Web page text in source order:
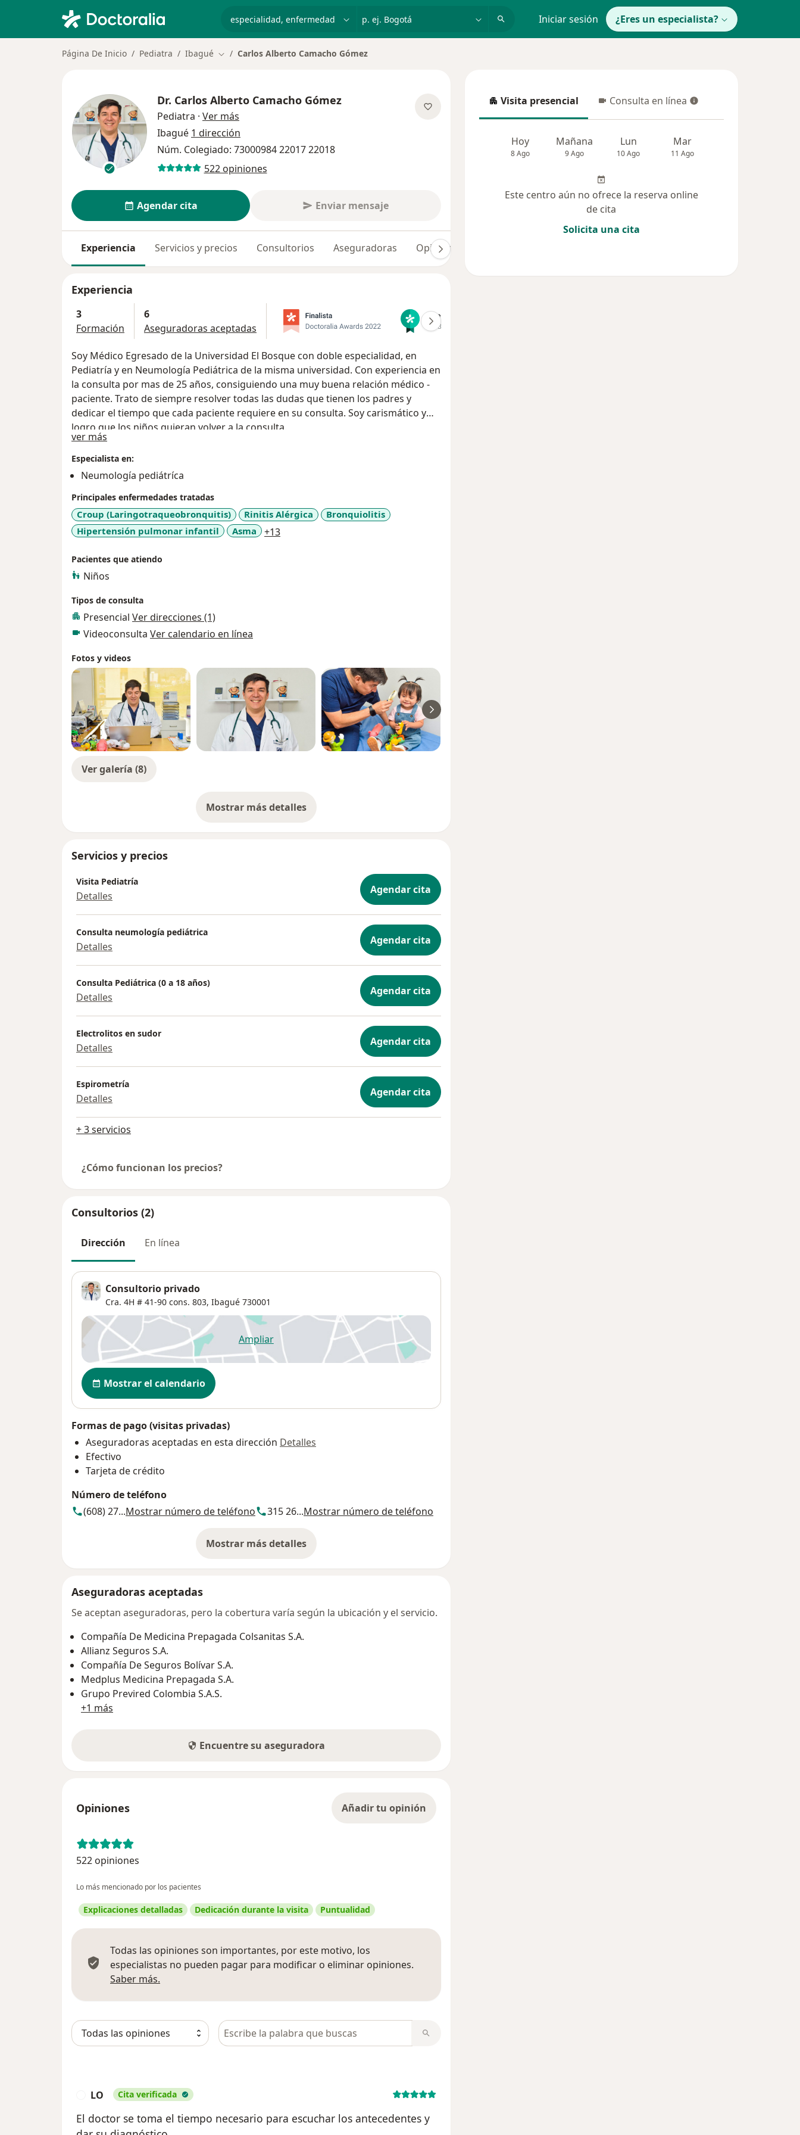
p. ej. Bogotá Iniciar sesión ¿Eres un especialista?
Página De Inicio Pediatra Ibagué Cambiar de ciudad
Carlos Alberto Camacho Gómez
Dr. Carlos Alberto Camacho Gómez
Pediatra · Ver más
Ibagué 1 dirección
Núm. Colegiado: 73000984 22017 22018
522 opiniones
Agendar cita Enviar mensaje
Experiencia Servicios y precios Consultorios Aseguradoras Opiniones (522)
Experiencia
3
Formación
6
Aseguradoras aceptadas
Soy Médico Egresado de la Universidad El Bosque con doble especialidad, en
Pediatría y en Neumología Pediátrica de la misma universidad. Con experiencia en
la consulta por mas de 25 años, consiguiendo una muy buena relación médico -
paciente. Trato de siempre resolver todas las dudas que tienen los padres y
dedicar el tiempo que cada paciente requiere en su consulta. Soy carismático y
logro que los niños quieran volver a la consulta.
ver más
Especialista en:
Neumología pediátríca
Principales enfermedades tratadas
Croup (Laringotraqueobronquitis) Rinitis Alérgica
Bronquiolitis
Hipertensión pulmonar infantil
Asma +13a11y_sr_more_diseases
Pacientes que atiendo
Niños
Tipos de consulta
Presencial Ver direcciones (1)
Videoconsulta Ver calendario en línea
Fotos y videos
Ver galería (8)
Mostrar más detalles
sobre la experiencia
Servicios y precios
Visita Pediatría
Detalles Agendar cita
Consulta neumología pediátrica
Detalles Agendar cita
Consulta Pediátrica (0 a 18 años)
Detalles Agendar cita
Electrolitos en sudor
Detalles Agendar cita
Espirometría
Detalles Agendar cita
+ 3 servicios
¿Cómo funcionan los precios?
Consultorios (2)
Dirección En línea
Consultorio privado
Cra. 4H # 41-90 cons. 803, Ibagué 730001
Ampliarse abre en una nueva pestaña
Disponibilidad
Mostrar el calendario
Formas de pago (visitas privadas)
Aseguradoras aceptadas en esta dirección Detalles
Efectivo
Tarjeta de crédito
Número de teléfono
(608) 27...Mostrar número de teléfono 315 26...Mostrar número de teléfono
Mostrar más detalles
sobre la dirección
Aseguradoras aceptadas
Se aceptan aseguradoras, pero la cobertura varía según la ubicación y el servicio.
Compañía De Medicina Prepagada Colsanitas S.A.
Allianz Seguros S.A.
Compañía De Seguros Bolívar S.A.
Medplus Medicina Prepagada S.A.
Grupo Previred Colombia S.A.S.
+1 más
Encuentre su aseguradora
Opiniones Añadir tu opinión
522 opiniones
Lo más mencionado por los pacientes
Explicaciones detalladas Dedicación durante la visita Puntualidad
Todas las opiniones son importantes, por este motivo, los
especialistas no pueden pagar para modificar o eliminar opiniones.
Saber más.
Busca en opiniones
LO Cita verificada
El doctor se toma el tiempo necesario para escuchar los antecedentes y
Visita presencial
Visita presencial Consulta en línea
Consulta en línea
Hoy
8 Ago
Mañana
9 Ago
Lun
10 Ago
Mar
11 Ago
Este centro aún no ofrece la reserva online
de cita
Solicita una cita